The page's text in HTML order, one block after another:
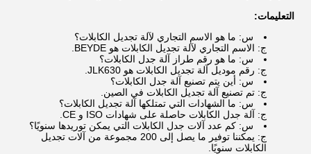
التعليمات:
س: ما هو الاسم التجاري لآلة تجديل الكابلات؟
ج: الاسم التجاري لآلة تجديل الكابلات هو BEYDE.
س: ما هو رقم طراز آلة جدل الكابلات؟
ج: رقم موديل آلة تجديل الكابلات هو JLK630.
س: أين يتم تصنيع آلة جدل الكابلات؟
ج: تم تصنيع آلة تجديل الكابلات في الصين.
س: ما الشهادات التي تمتلكها آلة تجديل الكابلات؟
ج: آلة جدل الكابلات حاصلة على شهادات ISO و CE.
س: كم عدد آلات جدل الكابلات التي يمكن توريدها سنويًا؟
ج: يمكننا توفير ما يصل إلى 200 مجموعة من آلات تجديل
الكابلات سنويًا.